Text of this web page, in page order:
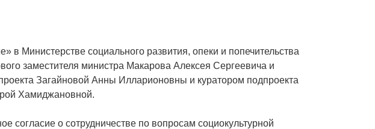
в Министерстве социального развития, опеки и попечительства
заместителя министра Макарова Алексея Сергеевича и
Загайновой Анны Илларионовны и куратором подпроекта
Хамиджановной.
согласие о сотрудничестве по вопросам социокультурной